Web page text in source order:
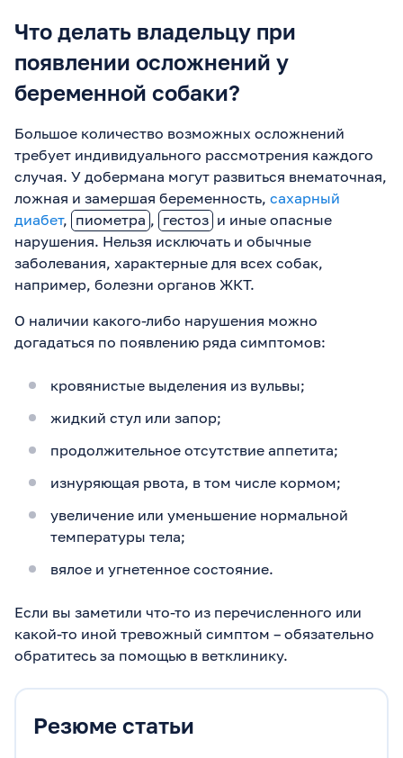
Что делать владельцу при
появлении осложнений у
беременной собаки?
Большое количество возможных осложнений
требует индивидуального рассмотрения каждого
случая. У добермана могут развиться внематочная,
ложная и замершая беременность, сахарный
диабет, пиометра , гестоз и иные опасные
нарушения. Нельзя исключать и обычные
заболевания, характерные для всех собак,
например, болезни органов ЖКТ.
О наличии какого-либо нарушения можно
догадаться по появлению ряда симптомов:
кровянистые выделения из вульвы;
жидкий стул или запор;
продолжительное отсутствие аппетита;
изнуряющая рвота, в том числе кормом;
увеличение или уменьшение нормальной
температуры тела;
вялое и угнетенное состояние.
Если вы заметили что-то из перечисленного или
какой-то иной тревожный симптом – обязательно
обратитесь за помощью в ветклинику.
Резюме статьи